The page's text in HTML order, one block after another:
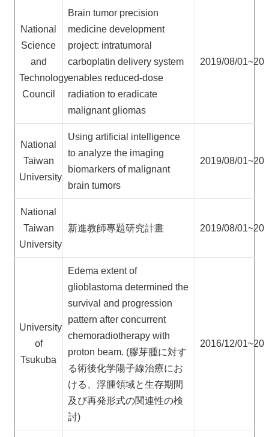
National
Science
and
Technology
Council
Brain tumor precision
medicine development
project: intratumoral
carboplatin delivery system
enables reduced-dose
radiation to eradicate
malignant gliomas
2019/08/
National
Taiwan
University
Using artificial intelligence
to analyze the imaging
biomarkers of malignant
brain tumors
2019/08/
National
Taiwan
University
新進教師專題研究計畫 2019/08/
University
of
Tsukuba
Edema extent of
glioblastoma determined the
survival and progression
pattern after concurrent
chemoradiotherapy with
proton beam. (膠芽腫に対す
る術後化学陽子線治療にお
ける、浮腫領域と生存期間
及び再発形式の関連性の検
討)
2016/12/